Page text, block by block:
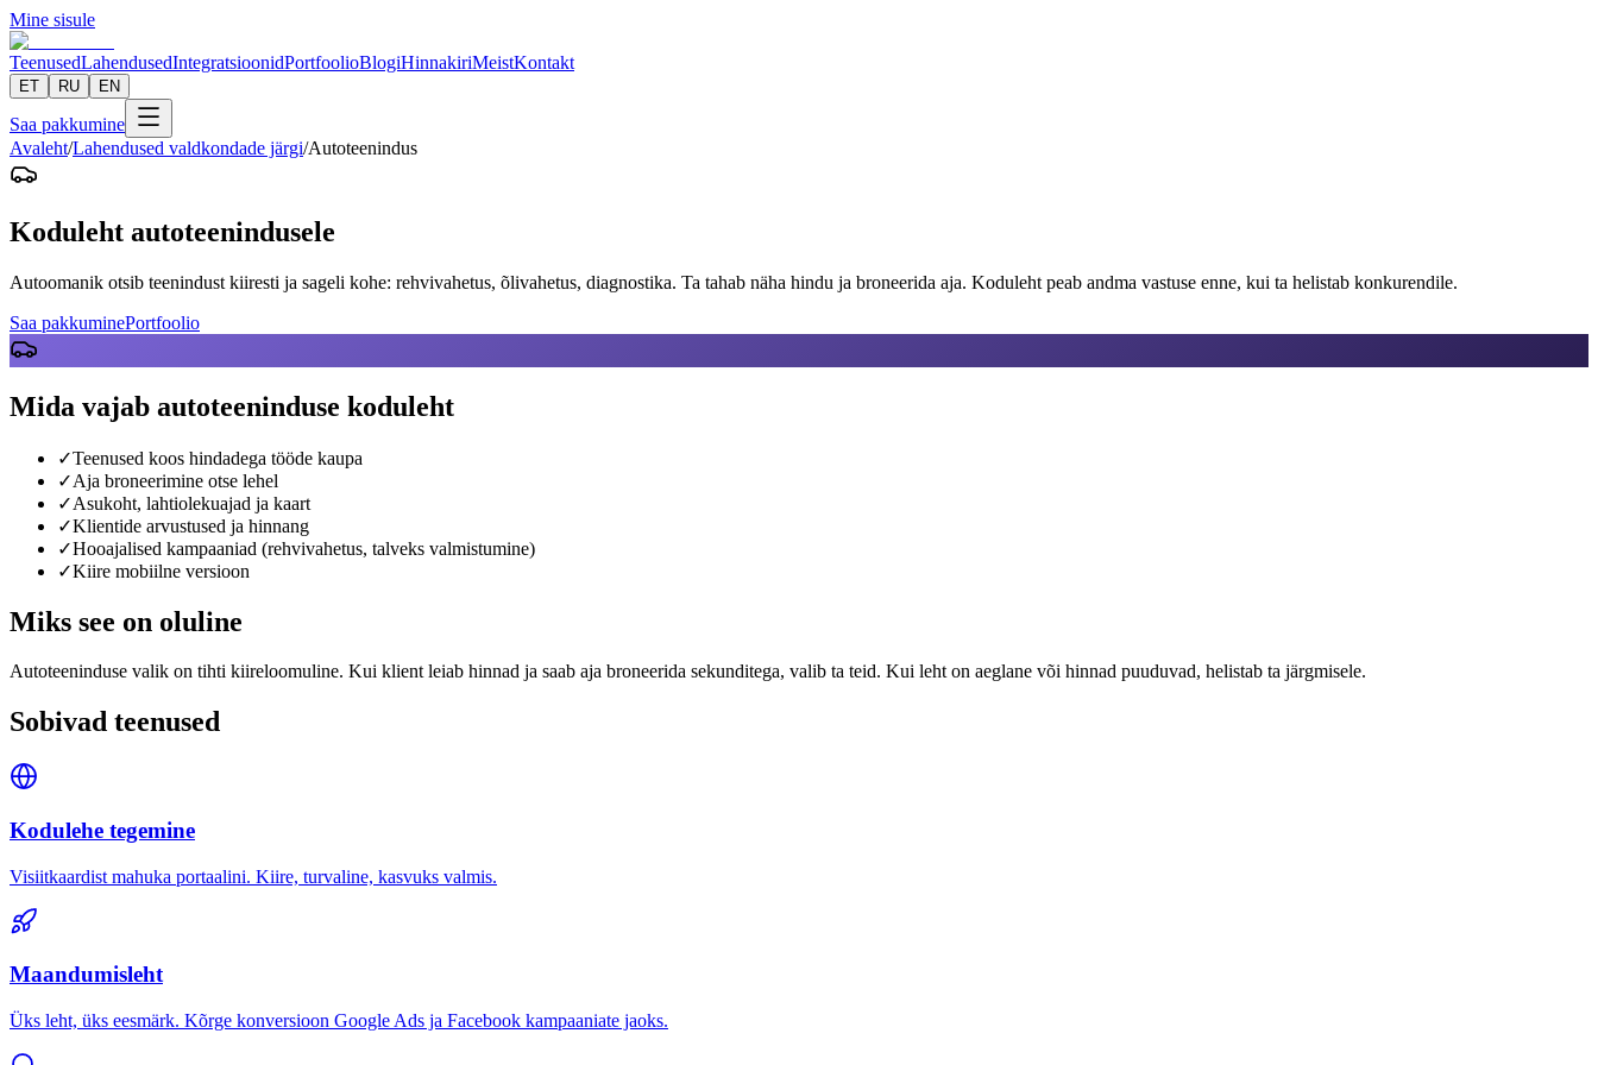
Mine sisule
TeenusedLahendusedIntegratsioonidPortfoolioBlogiHinnakiriMeistKontakt
ET RU EN
Saa pakkumine
Avaleht/Lahendused valdkondade järgi/Autoteenindus
Koduleht autoteenindusele
Autoomanik otsib teenindust kiiresti ja sageli kohe: rehvivahetus, õlivahetus, diagnostika. Ta tahab näha hindu ja broneerida aja. Koduleht peab andma vastuse enne, kui ta helistab konkurendile.
Saa pakkuminePortfoolio
Mida vajab autoteeninduse koduleht
✓Teenused koos hindadega tööde kaupa
✓Aja broneerimine otse lehel
✓Asukoht, lahtiolekuajad ja kaart
✓Klientide arvustused ja hinnang
✓Hooajalised kampaaniad (rehvivahetus, talveks valmistumine)
✓Kiire mobiilne versioon
Miks see on oluline
Autoteeninduse valik on tihti kiireloomuline. Kui klient leiab hinnad ja saab aja broneerida sekunditega, valib ta teid. Kui leht on aeglane või hinnad puuduvad, helistab ta järgmisele.
Sobivad teenused
Kodulehe tegemine
Visiitkaardist mahuka portaalini. Kiire, turvaline, kasvuks valmis.
Maandumisleht
Üks leht, üks eesmärk. Kõrge konversioon Google Ads ja Facebook kampaaniate jaoks.